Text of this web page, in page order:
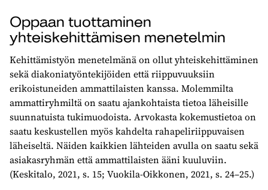
Oppaan tuottaminen
yhteiskehittämisen menetelmin
Kehittämistyön menetelmänä on ollut yhteiskehittäminen
sekä diakoniatyöntekijöiden että riippuvuuksiin
erikoistuneiden ammattilaisten kanssa. Molemmilta
ammattiryhmiltä on saatu ajankohtaista tietoa läheisille
suunnatuista tukimuodoista. Arvokasta kokemustietoa on
saatu keskustellen myös kahdelta rahapeliriippuvaisen
läheiseltä. Näiden kaikkien lähteiden avulla on saatu sekä
asiakasryhmän että ammattilaisten ääni kuuluviin.
(Keskitalo, 2021, s. 15; Vuokila-Oikkonen, 2021, s. 24–25.)